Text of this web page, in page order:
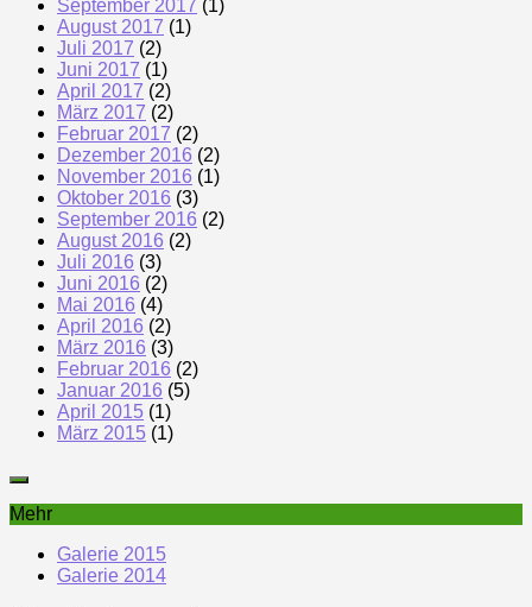
September 2017 (1)
August 2017 (1)
Juli 2017 (2)
Juni 2017 (1)
April 2017 (2)
März 2017 (2)
Februar 2017 (2)
Dezember 2016 (2)
November 2016 (1)
Oktober 2016 (3)
September 2016 (2)
August 2016 (2)
Juli 2016 (3)
Juni 2016 (2)
Mai 2016 (4)
April 2016 (2)
März 2016 (3)
Februar 2016 (2)
Januar 2016 (5)
April 2015 (1)
März 2015 (1)
Mehr
Galerie 2015
Galerie 2014